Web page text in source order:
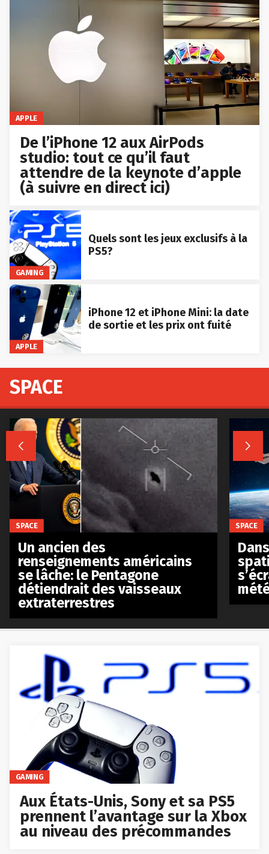
APPLE
De l’iPhone 12 aux AirPods
studio: tout ce qu’il faut
attendre de la keynote d’apple
(à suivre en direct ici)
GAMING
Quels sont les jeux exclusifs à la
PS5?
APPLE
iPhone 12 et iPhone Mini: la date
de sortie et les prix ont fuité
GAMING
Aux États-Unis, Sony et sa PS5
prennent l’avantage sur la Xbox
au niveau des précommandes
SPACE
 
SPACE
Un ancien des
renseignements américains
se lâche: le Pentagone
détiendrait des vaisseaux
extraterrestres
SPACE